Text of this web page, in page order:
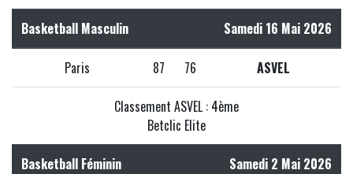
Basketball Masculin Samedi 16 Mai 2026
Paris 87 76 ASVEL
Classement ASVEL : 4ème
Betclic Elite
Basketball Féminin Samedi 2 Mai 2026